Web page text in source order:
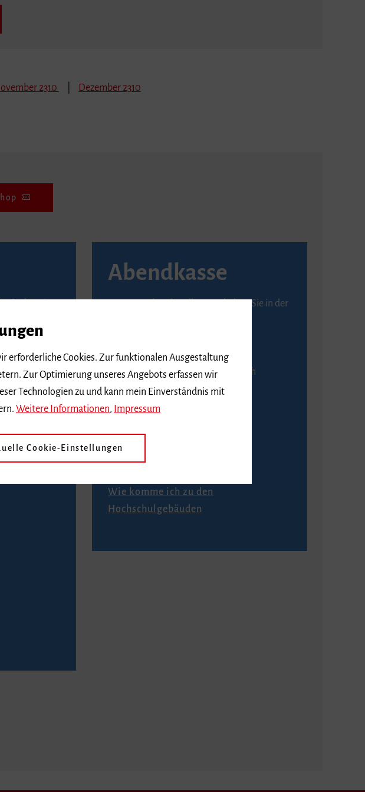
2310 Dezember 2310
finden Sie
sind
Abendkasse
Karten an der Abendkasse erhalten Sie in der
An der Abendkasse ist ausschließlich
Barzahlung möglich.
Anfahrt
Wie komme ich zu den
Hochschulgebäuden
erforderliche Cookies. Zur funktionalen Ausgestaltung
Zur Optimierung unseres Angebots erfassen wir
Technologien zu und kann mein Einverständnis mit
Weitere Informationen Impressum
Cookie-Einstellungen